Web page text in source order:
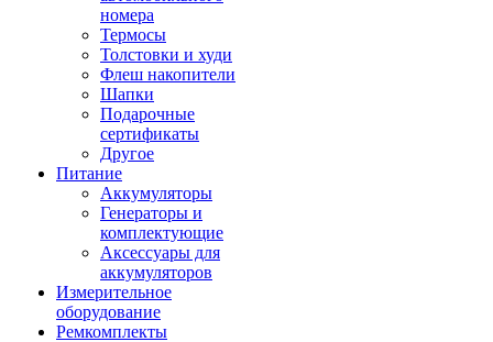
номера
Термосы
Толстовки и худи
Флеш накопители
Шапки
Подарочные
сертификаты
Другое
Питание
Аккумуляторы
Генераторы и
комплектующие
Аксессуары для
аккумуляторов
Измерительное
оборудование
Ремкомплекты